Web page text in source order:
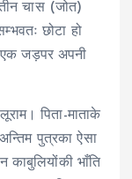
चास (जोत)
छोटा हो
जड़पर अपनी
पिता-माताके
पुत्रका ऐसा
काबुलियोंकी भाँति